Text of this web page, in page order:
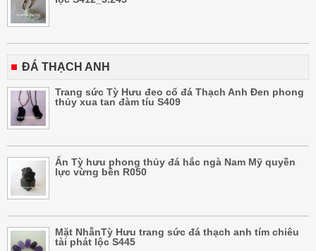
ĐÁ THẠCH ANH
Trang sức Tỳ Hưu đeo cổ đá Thạch Anh Đen phong
thủy xua tan đàm tíu S409
Ấn Tỳ hưu phong thủy đá hắc ngà Nam Mỹ quyền
lực vừng bền R050
Mặt NhẫnTỳ Hưu trang sức đá thạch anh tím chiêu
tài phát lộc S445